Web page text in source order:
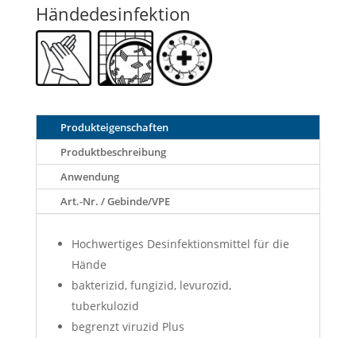
Händedesinfektion
Produkteigenschaften
Produktbeschreibung
Anwendung
Art.-Nr. / Gebinde/VPE
Hochwertiges Desinfektionsmittel für die
Hände
bakterizid, fungizid, levurozid,
tuberkulozid
begrenzt viruzid Plus